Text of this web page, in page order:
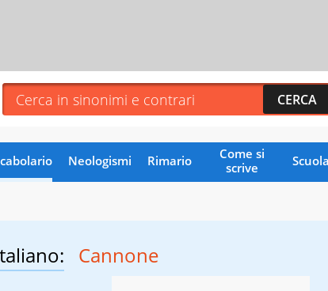
Neologismi Rimario
Come si
scrive
Scuola
Cannone